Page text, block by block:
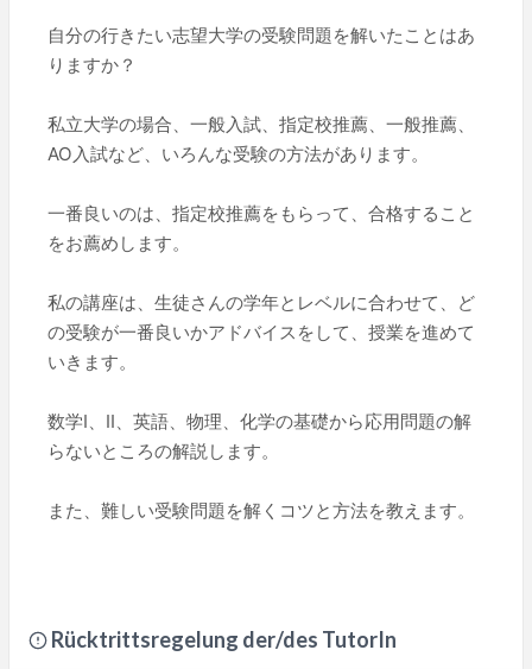
自分の行きたい志望大学の受験問題を解いたことはあ
りますか？
私立大学の場合、一般入試、指定校推薦、一般推薦、
AO入試など、いろんな受験の方法があります。
一番良いのは、指定校推薦をもらって、合格すること
をお薦めします。
私の講座は、生徒さんの学年とレベルに合わせて、ど
の受験が一番良いかアドバイスをして、授業を進めて
いきます。
数学Ⅰ、Ⅱ、英語、物理、化学の基礎から応用問題の解
らないところの解説します。
また、難しい受験問題を解くコツと方法を教えます。
Rücktrittsregelung der/des TutorIn